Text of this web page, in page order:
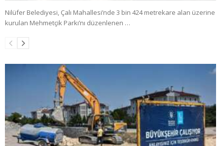
Nilüfer Belediyesi, Çalı Mahallesi’nde 3 bin 424 metrekare alan üzerine
kurulan Mehmetçik Parkı’nı düzenlenen …